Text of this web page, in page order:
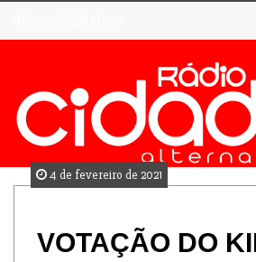
4 de fevereiro de 2021
VOTAÇÃO DO